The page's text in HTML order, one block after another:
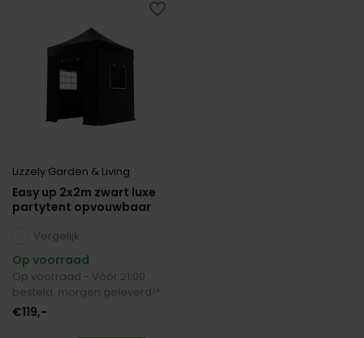
Lizzely Garden & Living
Easy up 2x2m zwart luxe
partytent opvouwbaar
Vergelijk
Op voorraad
Op voorraad - Vóór 21:00
besteld, morgen geleverd!*
€119,-